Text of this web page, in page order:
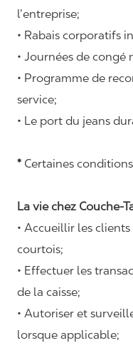
l’entreprise;
• Rabais corporatifs
• Journées de congé
• Programme de
service;
• Le port du jeans
* Certaines
La vie chez Couche-
• Accueillir les
courtois;
• Effectuer les
de la caisse;
• Autoriser et
lorsque applicable;